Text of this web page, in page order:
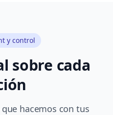
y control
sobre cada
hacemos con tus